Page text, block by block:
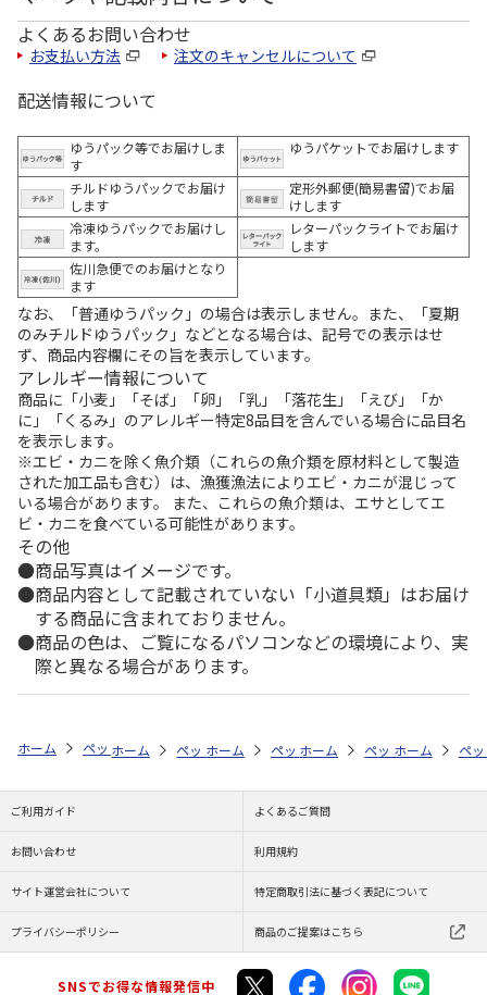
よくあるお問い合わせ
お支払い方法 注文のキャンセルについて
配送情報について
ゆうパック等でお届けしま
す
ゆうパケットでお届けします
チルドゆうパックでお届け
します
定形外郵便(簡易書留)でお届
けします
冷凍ゆうパックでお届けし
ます。
レターパックライトでお届け
します
佐川急便でのお届けとなり
ます
なお、「普通ゆうパック」の場合は表示しません。また、「夏期
のみチルドゆうパック」などとなる場合は、記号での表示はせ
ず、商品内容欄にその旨を表示しています。
アレルギー情報について
商品に「小麦」「そば」「卵」「乳」「落花生」「えび」「か
に」「くるみ」のアレルギー特定8品目を含んでいる場合に品目名
を表示します。
※エビ・カニを除く魚介類（これらの魚介類を原材料として製造
された加工品も含む）は、漁獲漁法によりエビ・カニが混じって
いる場合があります。 また、これらの魚介類は、エサとしてエ
ビ・カニを食べている可能性があります。
その他
商品写真はイメージです。
商品内容として記載されていない「小道具類」はお届け
する商品に含まれておりません。
商品の色は、ご覧になるパソコンなどの環境により、実
際と異なる場合があります。
ホーム ペットストア ケージ・飼育その他用品 アクアリウム内装（
ホーム ペットストア ケージ・飼育その他用品 ア
ホーム ペットストア ケージ・飼育その
ホーム ペットストア ケ
ホーム ペ
ご利用ガイド よくあるご質問
お問い合わせ 利用規約
サイト運営会社について 特定商取引法に基づく表記について
プライバシーポリシー 商品のご提案はこちら
SNSでお得な情報発信中